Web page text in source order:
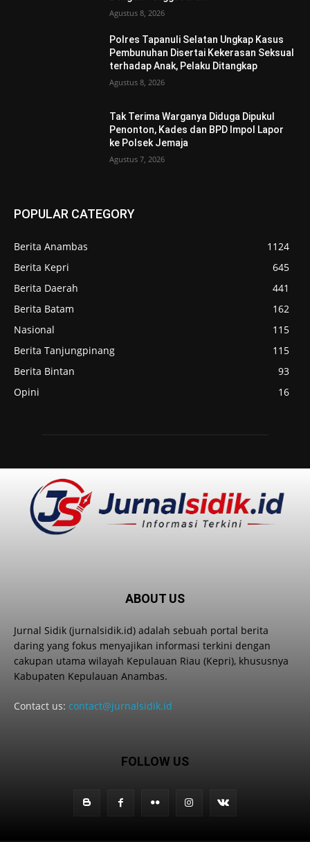
Agustus 8, 2026
Polres Tapanuli Selatan Ungkap Kasus
Pembunuhan Disertai Kekerasan Seksual
terhadap Anak, Pelaku Ditangkap
Agustus 8, 2026
Tak Terima Warganya Diduga Dipukul
Penonton, Kades dan BPD Impol Lapor
ke Polsek Jemaja
Agustus 7, 2026
POPULAR CATEGORY
Berita Anambas
1124
Berita Kepri
645
Berita Daerah
441
Berita Batam
162
Nasional
115
Berita Tanjungpinang
115
Berita Bintan
93
Opini
16
ABOUT US
Jurnal Sidik (jurnalsidik.id) adalah sebuah portal berita
daring yang fokus menyajikan informasi terkini dengan
cakupan utama wilayah Kepulauan Riau (Kepri), khususnya
Kabupaten Kepulauan Anambas.
Contact us: contact@jurnalsidik.id
FOLLOW US